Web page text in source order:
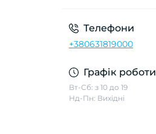
Телефони
+380631819000
Графік роботи
Вт-Сб: з 10 до 19
Нд-Пн: Вихідні